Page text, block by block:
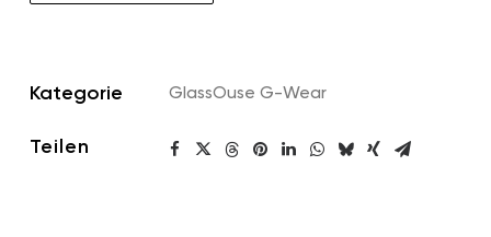
Menge
Kategorie GlassOuse G-Wear
Teilen